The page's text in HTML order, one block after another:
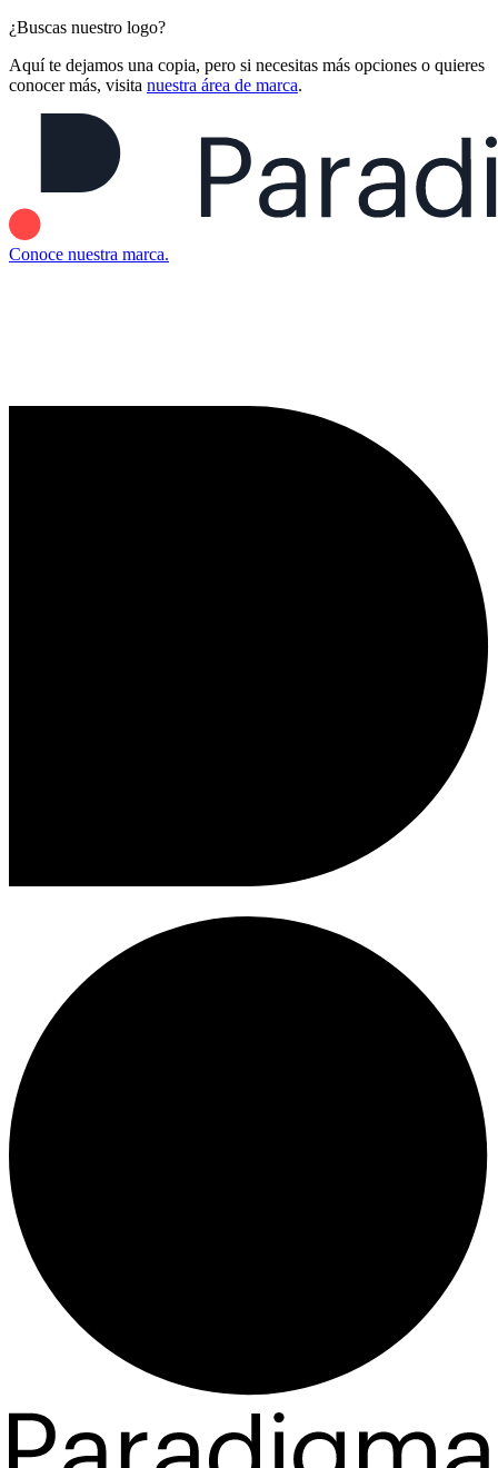
¿Buscas nuestro logo?
Aquí te dejamos una copia, pero si necesitas más opciones o quieres
conocer más, visita nuestra área de marca.
Conoce nuestra marca.